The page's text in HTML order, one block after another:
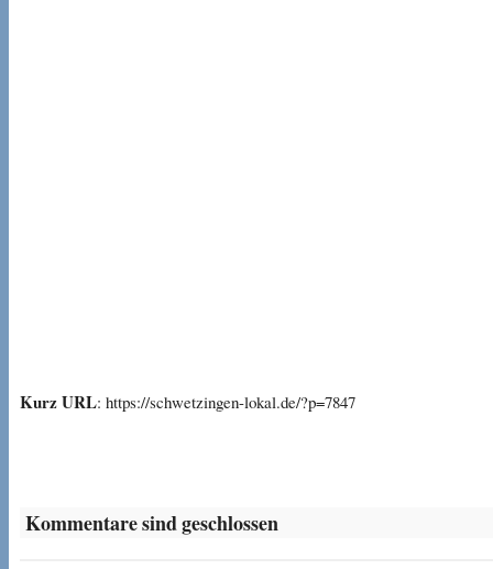
Kurz URL: https://schwetzingen-lokal.de/?p=7847
Kommentare sind geschlossen